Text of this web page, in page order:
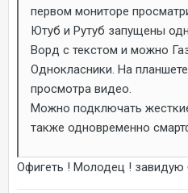
первом мониторе
Ютуб и Рутуб запущены
Ворд с текстом и можно
Однокласники. На
просмотра видео.
Можно подключать
также одновременно
Офигеть ! Молодец ! завидую